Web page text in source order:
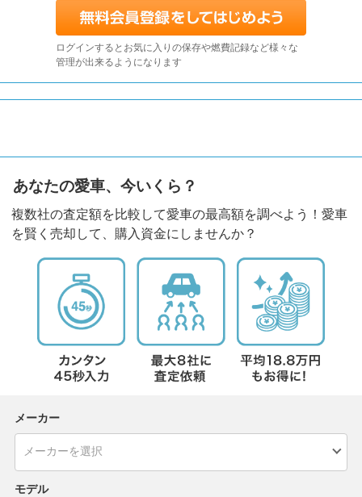
ログインするとお気に入りの保存や燃費記録など様々な
管理が出来るようになります
あなたの愛車、今いくら？
複数社の査定額を比較して愛車の最高額を調べよう！愛車
を賢く売却して、購入資金にしませんか？
メーカー
モデル